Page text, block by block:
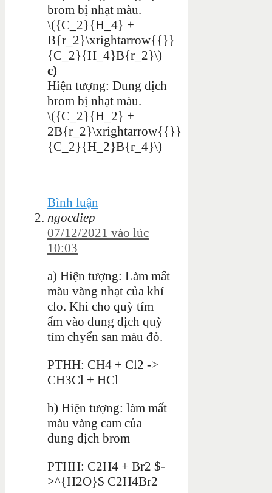
brom bị nhạt màu.
\({C_2}{H_4} +
B{r_2}\xrightarrow{{}}
{C_2}{H_4}B{r_2}\)
c)
Hiện tượng: Dung dịch
brom bị nhạt màu.
\({C_2}{H_2} +
2B{r_2}\xrightarrow{{}}
{C_2}{H_2}B{r_4}\)
Bình luận
ngocdiep
07/12/2021 vào lúc
10:03
a) Hiện tượng: Làm mất
màu vàng nhạt của khí
clo. Khi cho quỳ tím
ẩm vào dung dịch quỳ
tím chyển san màu đỏ.
PTHH: CH4 + Cl2 ->
CH3Cl + HCl
b) Hiện tượng: làm mất
màu vàng cam của
dung dịch brom
PTHH: C2H4 + Br2 $-
>^{H2O}$ C2H4Br2